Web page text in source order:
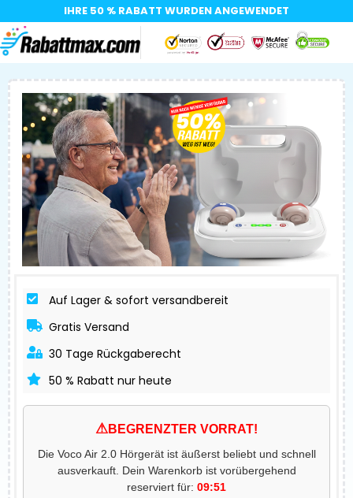
IHRE 50 % RABATT WURDEN ANGEWENDET​
Auf Lager & sofort versandbereit
Gratis Versand
30 Tage Rückgaberecht
50 % Rabatt nur heute
⚠BEGRENZTER VORRAT!
Die Voco Air 2.0 Hörgerät ist äußerst beliebt und schnell
ausverkauft. Dein Warenkorb ist vorübergehend
reserviert für: 09:51